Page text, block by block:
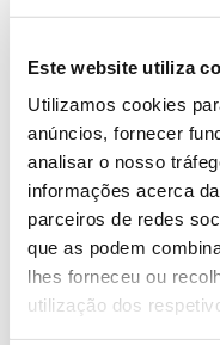
Este website utiliza
Utilizamos cookies
anúncios, fornecer
analisar o nosso
informações acerca
parceiros de redes
que as podem
lhes forneceu ou
utilização dos
iniciativa é do
euros, que inclui
caminhada.
Saber mais
13.07.2026
Genoma do priolo